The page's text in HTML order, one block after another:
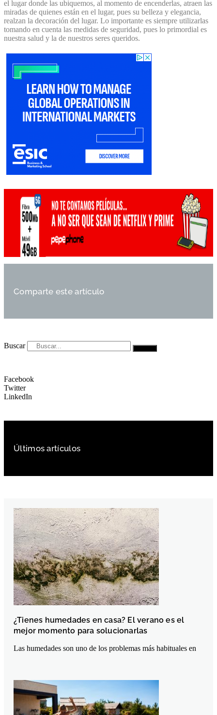
el lugar donde las ubiquemos, al momento de encenderlas, atraen las
miradas de quienes están en el lugar, pues su belleza y elegancia,
realzan la decoración del lugar. Lo importante es siempre utilizarlas
tomando en cuenta las medidas de seguridad, pues lo primordial es
nuestra salud y la de nuestros seres queridos.
Comparte este artículo
Buscar
Facebook
Twitter
LinkedIn
Últimos artículos
¿Tienes humedades en casa? El verano es el
mejor momento para solucionarlas
Las humedades son uno de los problemas más habituales en